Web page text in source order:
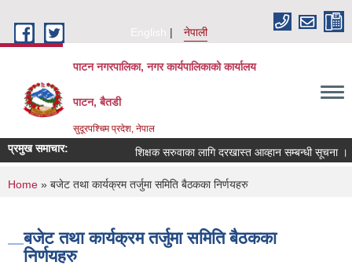
English
नेपाली
पाटन नगरपालिका, नगर कार्यपालिकाको कार्यालय
पाटन, बैतडी
सुदूरपश्चिम प्रदेश, नेपाल
प्रमुख समाचार: शिक्षक सरुवाका लागि दरखास्त आव्हान सम्बन्धी सूचना ।
You are here
Home » बजेट तथा कार्यक्रम तर्जुमा समिति बैठकका निर्णयहरु
बजेट तथा कार्यक्रम तर्जुमा समिति बैठकका
निर्णयहरु